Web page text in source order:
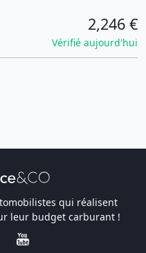
2,246 €
Vérifié aujourd'hui
qui réalisent
leur budget carburant !